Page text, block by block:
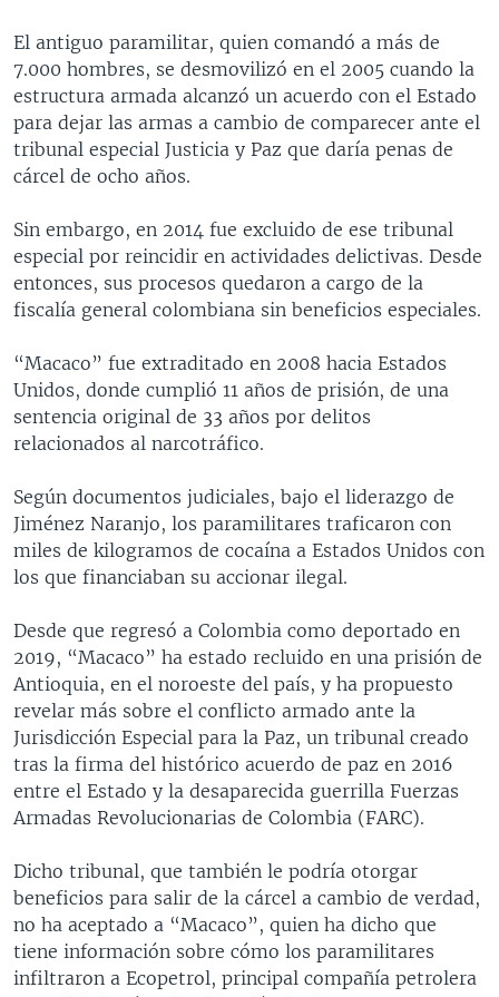
El antiguo paramilitar, quien comandó a más de
7.000 hombres, se desmovilizó en el 2005 cuando la
estructura armada alcanzó un acuerdo con el Estado
para dejar las armas a cambio de comparecer ante el
tribunal especial Justicia y Paz que daría penas de
cárcel de ocho años.
Sin embargo, en 2014 fue excluido de ese tribunal
especial por reincidir en actividades delictivas. Desde
entonces, sus procesos quedaron a cargo de la
fiscalía general colombiana sin beneficios especiales.
“Macaco” fue extraditado en 2008 hacia Estados
Unidos, donde cumplió 11 años de prisión, de una
sentencia original de 33 años por delitos
relacionados al narcotráfico.
Según documentos judiciales, bajo el liderazgo de
Jiménez Naranjo, los paramilitares traficaron con
miles de kilogramos de cocaína a Estados Unidos con
los que financiaban su accionar ilegal.
Desde que regresó a Colombia como deportado en
2019, “Macaco” ha estado recluido en una prisión de
Antioquia, en el noroeste del país, y ha propuesto
revelar más sobre el conflicto armado ante la
Jurisdicción Especial para la Paz, un tribunal creado
tras la firma del histórico acuerdo de paz en 2016
entre el Estado y la desaparecida guerrilla Fuerzas
Armadas Revolucionarias de Colombia (FARC).
Dicho tribunal, que también le podría otorgar
beneficios para salir de la cárcel a cambio de verdad,
no ha aceptado a “Macaco”, quien ha dicho que
tiene información sobre cómo los paramilitares
infiltraron a Ecopetrol, principal compañía petrolera